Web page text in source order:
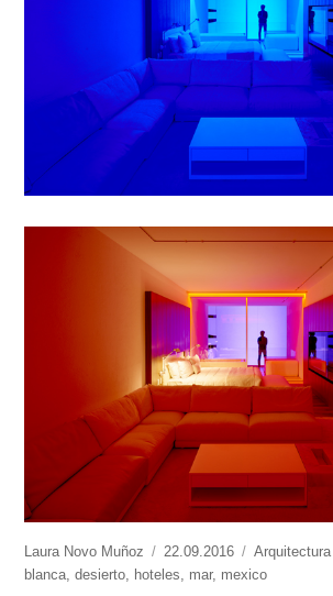
https://www.experimenta.es/author/laura-
novo-
Laura Novo Muñoz
Publicado
el
22.09.2016 Categorías
Arquitectura
blanca,desierto, hoteles, mar, mexico